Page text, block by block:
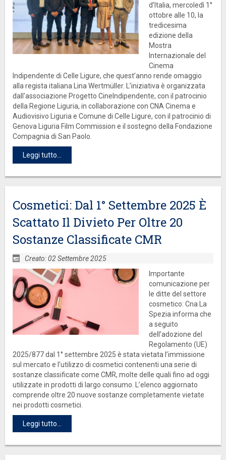
d’Italia, mercoledì 1°
ottobre alle 10, la
tredicesima
edizione della
Mostra
Internazionale del
Cinema
Indipendente di Celle Ligure, che quest’anno rende omaggio
alla regista italiana Lina Wertmüller. L’iniziativa è organizzata
dall'associazione Progetto CineIndipendente, con il patrocinio
della Regione Liguria, in collaborazione con CNA Cinema e
Audiovisivo Liguria e Comune di Celle Ligure, con il patrocinio di
Genova Liguria Film Commission e il sostegno della Fondazione
Compagnia di San Paolo.
Leggi tutto...
Cosmetici: Dal 1° Settembre 2025 È
Scattato Il Divieto Per Oltre 20
Sostanze Classificate CMR
Creato: 02 Settembre 2025
Importante
comunicazione per
le ditte del settore
cosmetico: Cna La
Spezia informa che
a seguito
dell’adozione del
Regolamento (UE)
2025/877 dal 1° settembre 2025 è stata vietata l’immissione
sul mercato e l’utilizzo di cosmetici contenenti una serie di
sostanze classificate come CMR, molte delle quali fino ad oggi
utilizzate in prodotti di largo consumo. L’elenco aggiornato
comprende oltre 20 nuove sostanze completamente vietate
nei prodotti cosmetici.
Leggi tutto...